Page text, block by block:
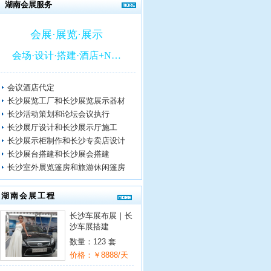
湖南会展服务
会展·展览·展示
会场·设计·搭建·酒店+N…
会议酒店代定
长沙展览工厂和长沙展览展示器材
长沙活动策划和论坛会议执行
长沙展厅设计和长沙展示厅施工
长沙展示柜制作和长沙专卖店设计
长沙展台搭建和长沙展会搭建
长沙室外展览篷房和旅游休闲篷房
湖南会展工程
长沙车展布展｜长
沙车展搭建
数量：123 套
价格：￥8888/天